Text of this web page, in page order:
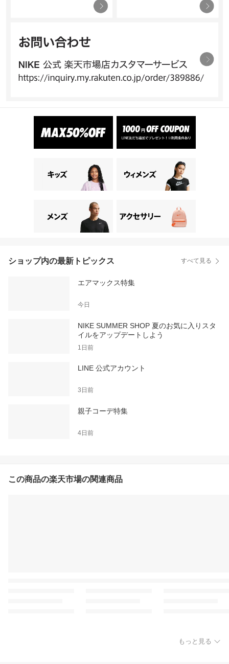
ショップ内の最新トピックス すべて見る
エアマックス特集
今日
NIKE SUMMER SHOP 夏のお気に入りスタ
イルをアップデートしよう
1日前
LINE 公式アカウント
3日前
親子コーデ特集
4日前
この商品の楽天市場の関連商品
もっと見る